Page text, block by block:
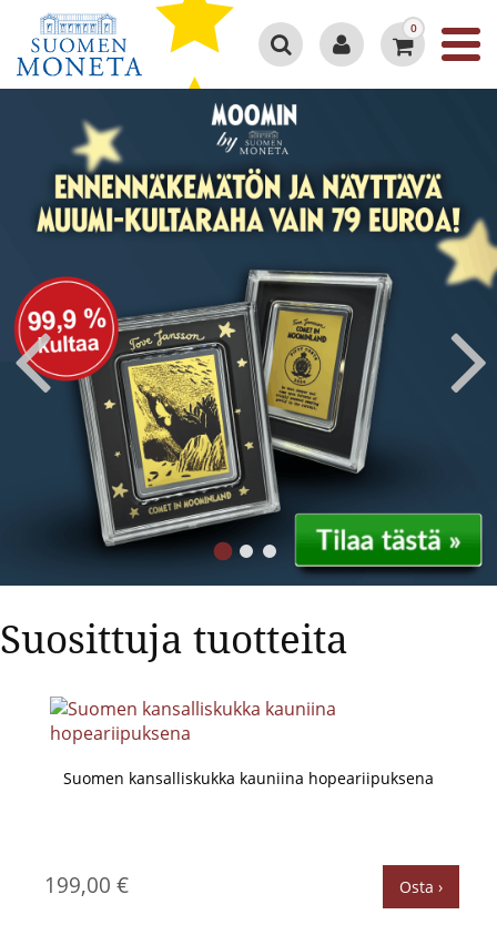
Google 4.3/5
0
Suosittuja tuotteita
Suomen kansalliskukka kauniina hopeariipuksena
199,00 € Osta ›